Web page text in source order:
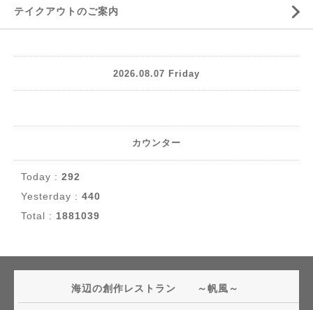
テイクアウトのご案内
2026.08.07 Friday
カウンター
Today : 292
Yesterday : 440
Total : 1881039
海辺の創作レストラン ～帆風～